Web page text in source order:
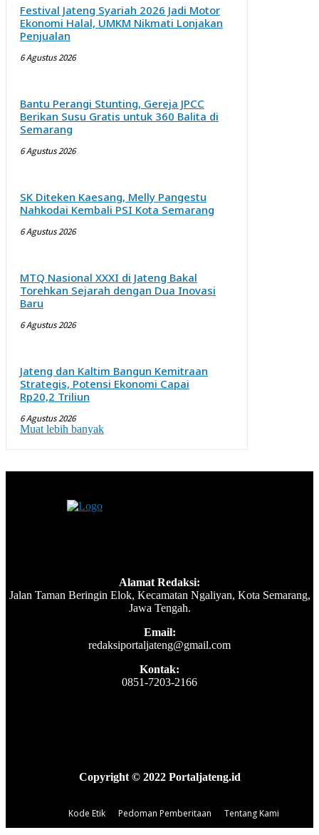
Festival Jateng Syariah 2026 Jadi Motor
Ekonomi Halal, UMKM Nikmati Lonjakan
Penjualan
6 Agustus 2026
Bantu Perangi Stunting, Gereja JPCC
Berikan Susu Gratis untuk 360 Balita di
Semarang
6 Agustus 2026
SK Diteken Kaesang, Melly Pangestu
Nahkodai Kembali PSI Kota Semarang
6 Agustus 2026
MTQ Nasional XXXI di Jateng Bakal
Torehkan Sejarah dengan Dua Inovasi
Baru
6 Agustus 2026
Jateng dan Kaltim Bangun Kemitraan
Strategis, Potensi Ekonomi Capai
Rp20,2 Triliun
6 Agustus 2026
Muat lebih banyak
Alamat Redaksi:
Jalan Taman Beringin Elok, Kecamatan Ngaliyan, Kota Semarang,
Jawa Tengah.
Email:
redaksiportaljateng@gmail.com
Kontak:
0851-7203-2166
Copyright © 2022 Portaljateng.id
Kode Etik Pedoman Pemberitaan Tentang Kami